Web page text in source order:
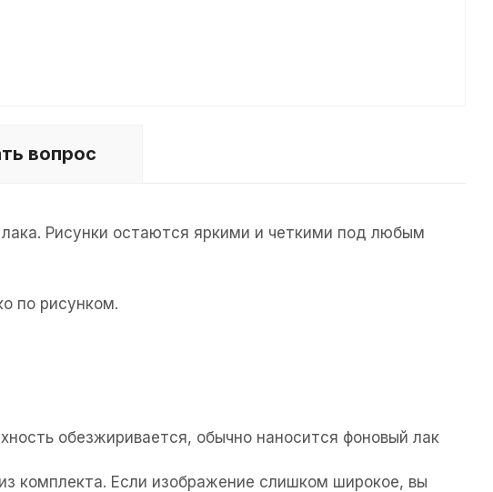
вопрос
Рисунки остаются яркими и четкими под любым
по рисунком.
обезжиривается, обычно наносится фоновый лак
комплекта. Если изображение слишком широкое, вы